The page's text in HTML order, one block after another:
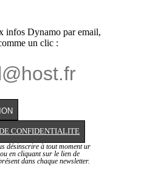
infos Dynamo par email,
un clic :
CONFIDENTIALITE
désinscrire à tout moment ur
en cliquant sur le lien de
dans chaque newsletter.